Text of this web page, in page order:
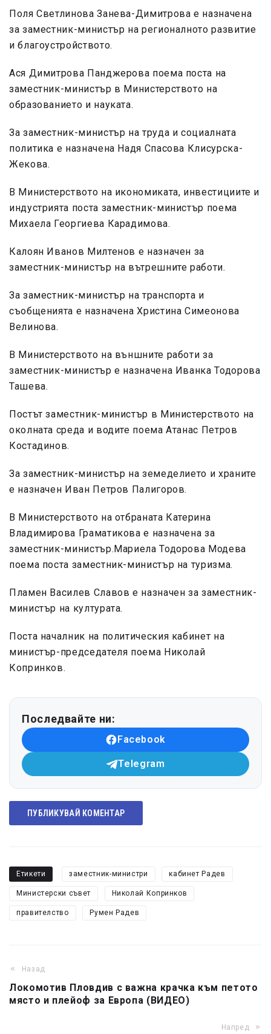
Поля Светлинова Занева-Димитрова е назначена
за заместник-министър на регионалното развитие
и благоустройството.
Ася Димитрова Панджерова поема поста на
заместник-министър в Министерството на
образованието и науката.
За заместник-министър на труда и социалната
политика е назначена Надя Спасова Клисурска-
Жекова.
В Министерството на икономиката, инвестициите и
индустрията поста заместник-министър поема
Михаела Георгиева Карадимова.
Калоян Иванов Милтенов е назначен за
заместник-министър на вътрешните работи.
За заместник-министър на транспорта и
съобщенията е назначена Христина Симеонова
Велинова.
В Министерството на външните работи за
заместник-министър е назначена Иванка Тодорова
Ташева.
Постът заместник-министър в Министерството на
околната среда и водите поема Атанас Петров
Костадинов.
За заместник-министър на земеделието и храните
е назначен Иван Петров Палигоров.
В Министерството на отбраната Катерина
Владимирова Граматикова е назначена за
заместник-министър.Мариела Тодорова Модева
поема поста заместник-министър на туризма.
Пламен Василев Славов е назначен за заместник-
министър на културата.
Поста началник на политическия кабинет на
министър-председателя поема Николай
Копринков.
Последвайте ни:
Facebook
Telegram
ПУБЛИКУВАЙ КОМЕНТАР
Етикети заместник-министри кабинет Радев
Министерски съвет Николай Копринков
правителство Румен Радев
Назад
Локомотив Пловдив с важна крачка към петото
място и плейоф за Европа (ВИДЕО)
Напред